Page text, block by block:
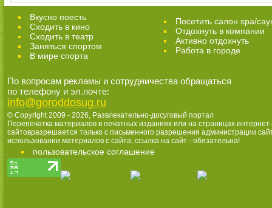
Вкусно поесть
Сходить в кино
Cходить в театр
Заняться спортом
В мире спорта
Посетить салон spa/
Отдохнуть в компании
Активно отдохнуть
Работа в городе
По вопросам рекламы и сотрудничества обращаться
по телефону и эл.почте:
info@goroddosug.ru
© Copyright 2009 - 2026, Развлекательно-досуговый портал
Перепечатка материалов в печатных изданиях или на страницах интернет-
сайтовразрешается только с письменного разрешения администрации
использовании материалов с сайта, ссылка на сайт - обязательна!
пользовательское соглашение